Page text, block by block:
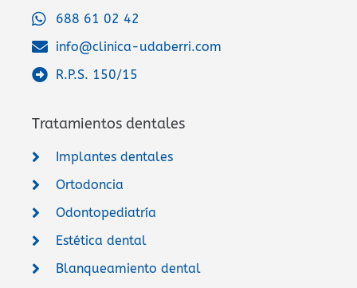
688 61 02 42
info@clinica-udaberri.com
R.P.S. 150/15
Tratamientos dentales
Implantes dentales
Ortodoncia
Odontopediatría
Estética dental
Blanqueamiento dental